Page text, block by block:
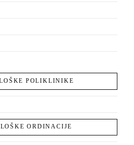
POLIKLINIKE
ORDINACIJE